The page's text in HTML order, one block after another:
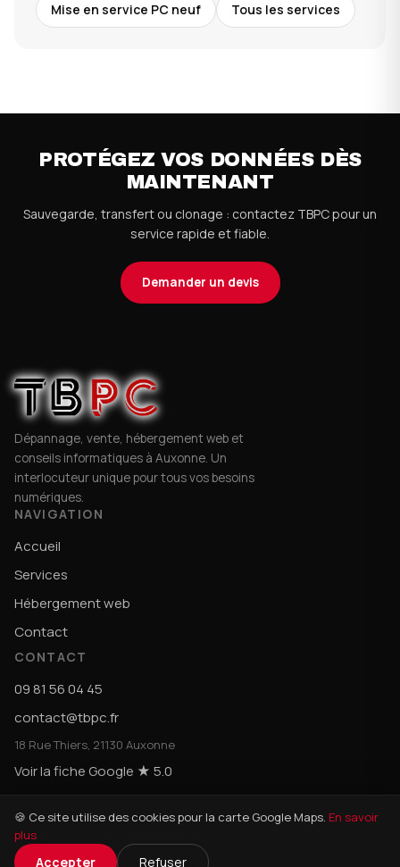
Mise en service PC neuf Tous les services
PROTÉGEZ VOS DONNÉES DÈS
MAINTENANT
Sauvegarde, transfert ou clonage : contactez TBPC pour un
service rapide et fiable.
Demander un devis
Dépannage, vente, hébergement web et
conseils informatiques à Auxonne. Un
interlocuteur unique pour tous vos besoins
numériques.
NAVIGATION
Accueil
Services
Hébergement web
Contact
CONTACT
09 81 56 04 45
contact@tbpc.fr
18 Rue Thiers, 21130 Auxonne
Voir la fiche Google ★ 5.0
© 2026 TBPC · Tous droits réservés ·
🍪 Ce site utilise des cookies pour la carte Google Maps. En savoir
plus
Accepter Refuser